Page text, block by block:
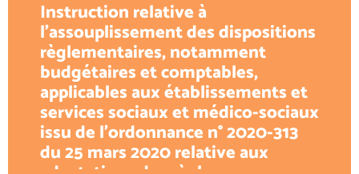
Instruction relative à
l’assouplissement des dispositions
règlementaires, notamment
budgétaires et comptables,
applicables aux établissements et
services sociaux et médico-sociaux
issu de l’ordonnance n° 2020-313
du 25 mars 2020 relative aux